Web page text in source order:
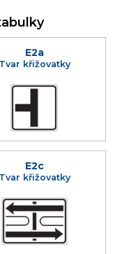
E2a
Tvar křižovatky
E2c
Tvar křižovatky